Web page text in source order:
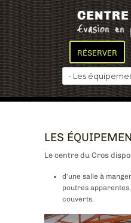
RÉSERVER
LES
Le centre du Cros
d’une salle à
poutres
couverts,